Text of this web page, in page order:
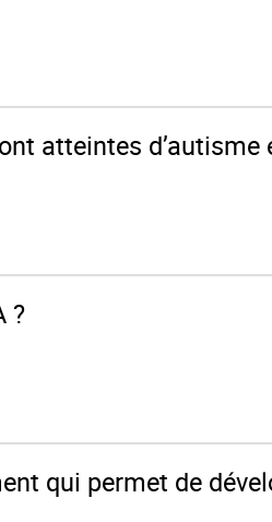
atteintes d’autisme
?
qui permet de